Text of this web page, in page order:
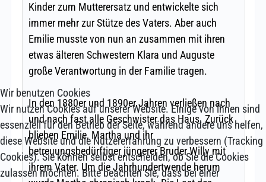
Wir benutzen Cookies
Wir nutzen Cookies auf unserer Website. Einige von ihnen sind
essenziell für den Betrieb der Seite, während andere uns helfen,
diese Website und die Nutzererfahrung zu verbessern (Tracking
Cookies). Sie können selbst entscheiden, ob Sie die Cookies
zulassen möchten. Bitte beachten Sie, dass bei einer